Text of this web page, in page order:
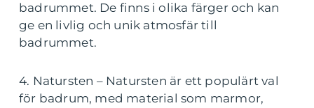
badrummet. De finns i olika färger och kan
ge en livlig och unik atmosfär till
badrummet.
4. Natursten – Natursten är ett populärt val
för badrum, med material som marmor,